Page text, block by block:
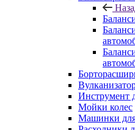
Инструмент
Мойки колес
Машинки для